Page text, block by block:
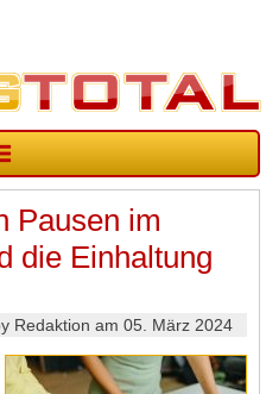
Pausen im
die Einhaltung
Redaktion am 05. März 2024